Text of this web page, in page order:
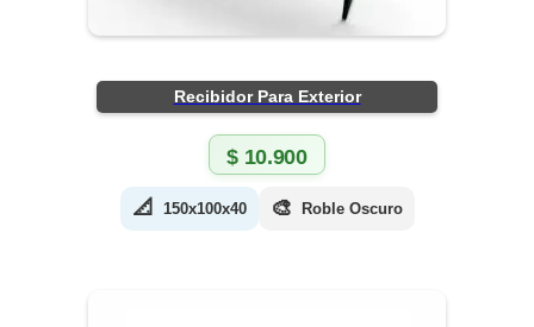
Recibidor Para Exterior
$10.900
📐 150x100x40 🎨 Roble Oscuro